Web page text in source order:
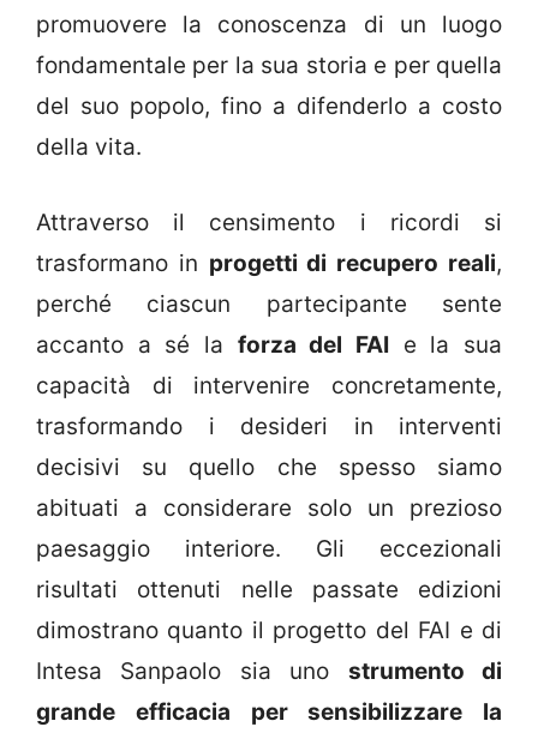
promuovere la conoscenza di un luogo
fondamentale per la sua storia e per quella
del suo popolo, fino a difenderlo a costo
della vita.
Attraverso il censimento i ricordi si
trasformano in progetti di recupero reali,
perché ciascun partecipante sente
accanto a sé la forza del FAI e la sua
capacità di intervenire concretamente,
trasformando i desideri in interventi
decisivi su quello che spesso siamo
abituati a considerare solo un prezioso
paesaggio interiore. Gli eccezionali
risultati ottenuti nelle passate edizioni
dimostrano quanto il progetto del FAI e di
Intesa Sanpaolo sia uno strumento di
grande efficacia per sensibilizzare la